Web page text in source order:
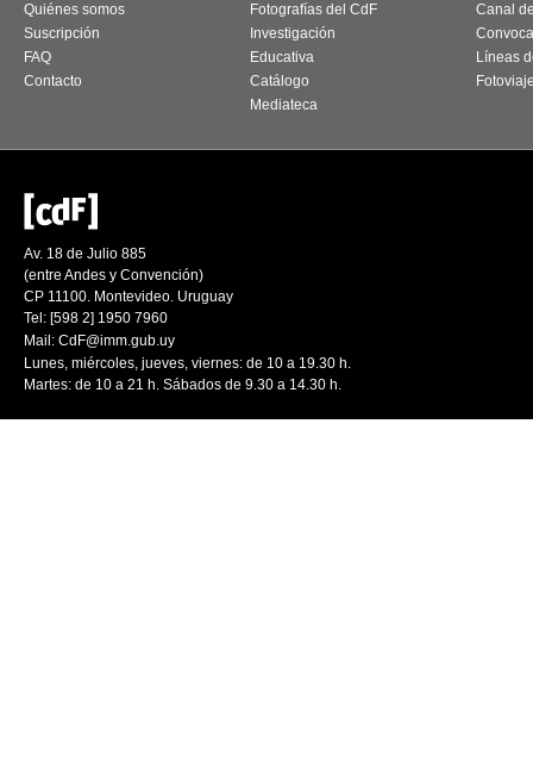
Quiénes somos
Suscripción
FAQ
Contacto
Fotografías del CdF
Investigación
Educativa
Catálogo
Mediateca
Canal
Líneas
Av. 18 de Julio 885
(entre Andes y Convención)
CP 11100. Montevideo. Uruguay
Tel: [598 2] 1950 7960
Mail: CdF@imm.gub.uy
Lunes, miércoles, jueves, viernes: de 10 a 19.30 h.
Martes: de 10 a 21 h. Sábados de 9.30 a 14.30 h.